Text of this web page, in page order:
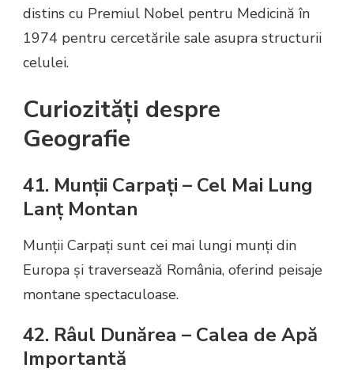
distins cu Premiul Nobel pentru Medicină în
1974 pentru cercetările sale asupra structurii
celulei.
Curiozități despre
Geografie
41. Munții Carpați – Cel Mai Lung
Lanț Montan
Munții Carpați sunt cei mai lungi munți din
Europa și traversează România, oferind peisaje
montane spectaculoase.
42. Râul Dunărea – Calea de Apă
Importantă